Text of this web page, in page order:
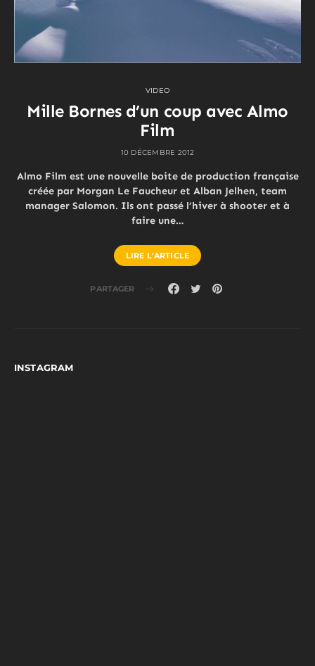
VIDEO
Mille Bornes d’un coup avec Almo
Film
10 DÉCEMBRE 2012
Almo Film est une nouvelle boite de production française
créée par Morgan Le Faucheur et Alban Jelhen, team
manager Salomon. Ils ont passé l’hiver à shooter et à
faire une…
LIRE L'ARTICLE
PARTAGER
INSTAGRAM